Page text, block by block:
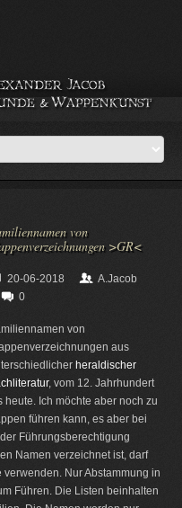
von
>GR<
20-06-2018
A.Jacob
0
von
aus
heraldischer
, vom 12. Jahrhundert
heute. Ich möchte aber noch zu
führen kann, es aber bei
Führungsberechtigung
Namen verzeichnet ist, darf
Nur Abstammung in
Führen. Die Listen beinhalten